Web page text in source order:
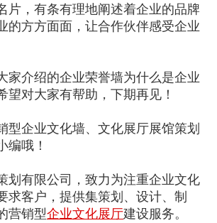
片，有条有理地阐述着企业的品牌
的方方面面，让合作伙伴感受企业
家介绍的企业荣誉墙为什么是企业
望对大家有帮助，下期再见！
型企业文化墙、文化展厅展馆策划
编哦！
划有限公司，致力为注重企业文化
求客户，提供集策划、设计、制
营销型企业文化展厅建设服务。